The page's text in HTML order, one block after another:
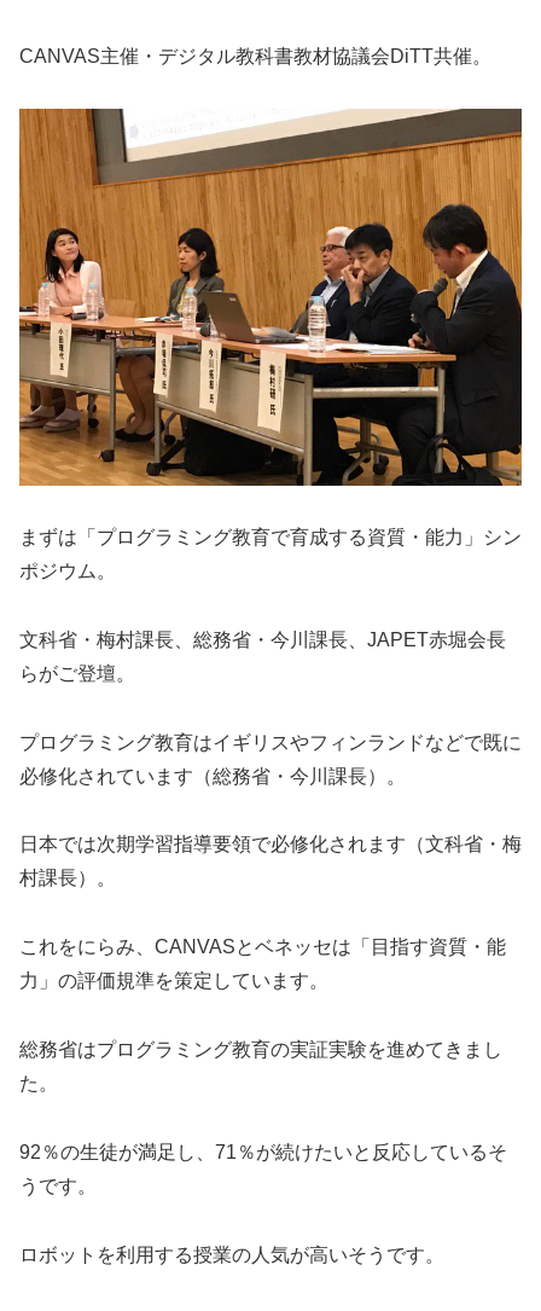
CANVAS主催・デジタル教科書教材協議会DiTT共催。
まずは「プログラミング教育で育成する資質・能力」シン
ポジウム。
文科省・梅村課長、総務省・今川課長、JAPET赤堀会長
らがご登壇。
プログラミング教育はイギリスやフィンランドなどで既に
必修化されています（総務省・今川課長）。
日本では次期学習指導要領で必修化されます（文科省・梅
村課長）。
これをにらみ、CANVASとベネッセは「目指す資質・能
力」の評価規準を策定しています。
総務省はプログラミング教育の実証実験を進めてきまし
た。
92％の生徒が満足し、71％が続けたいと反応しているそ
うです。
ロボットを利用する授業の人気が高いそうです。